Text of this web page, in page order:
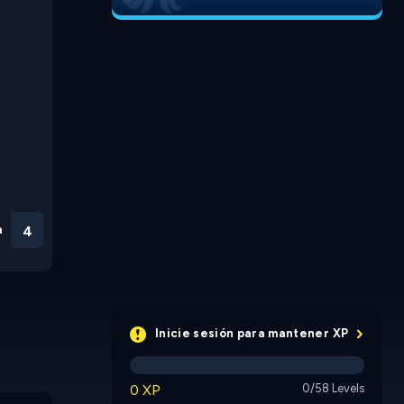
3
Inicie sesión para mantener XP
0 XP 0/58 Levels